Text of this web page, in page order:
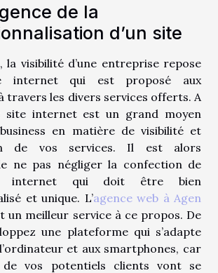
de la
d’un site
la visibilité d’une entreprise repose
internet qui est proposé aux
travers les divers services offerts. A
internet est un grand moyen
en matière de visibilité et
de vos services. Il est alors
ne pas négliger la confection de
internet qui doit être bien
et unique. L’agence web à Agen
un meilleur service à ce propos. De
une plateforme qui s’adapte
et aux smartphones, car
vos potentiels clients vont se